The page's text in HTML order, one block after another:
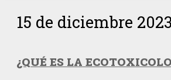
15 de diciembre 2023
¿QUÉ ES LA